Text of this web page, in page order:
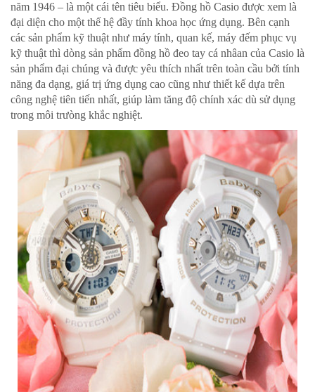
năm 1946 – là một cái tên tiêu biểu. Đồng hồ Casio được xem là
đại diện cho một thế hệ đầy tính khoa học ứng dụng. Bên cạnh
các sản phẩm kỹ thuật như máy tính, quan kế, máy đếm phục vụ
kỹ thuật thì dòng sản phẩm đồng hồ đeo tay cá nhâan của Casio là
sản phẩm đại chúng và được yêu thích nhất trên toàn cầu bởi tính
năng đa dạng, giá trị ứng dụng cao cũng như thiết kế dựa trên
công nghệ tiên tiến nhất, giúp làm tăng độ chính xác dù sử dụng
trong môi trưòng khắc nghiệt.